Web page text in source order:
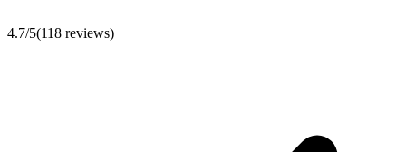
4.7/5(118 reviews)